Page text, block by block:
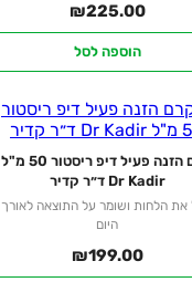
₪225.00
הוספה לסל
קרם הזנה פעיל דיפ ריסטור 50 מ"ל
Dr Kadir ד״ר קדיר
את הלחות ושומר על התוצאה לאורך
היום
₪199.00